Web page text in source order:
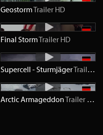
TrailerSD
GeostormTrailer HD
Final StormTrailer HD
Supercell - SturmjägerTrailer
Arctic ArmageddonTrailer HD